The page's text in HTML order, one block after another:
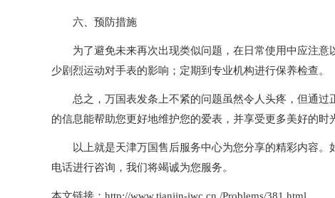
六、预防措施
为了避免未来再次出现类似问题，在日常使用中应注意
少剧烈运动对手表的影响；定期到专业机构进行保养检查。
总之，万国表发条上不紧的问题虽然令人头疼，但通过
的信息能帮助您更好地维护您的爱表，并享受更多美好的时
以上就是天津万国售后服务中心为您分享的精彩内容。
电话进行咨询，我们将竭诚为您服务。
本文链接：http://www.tianjin-iwc.cn /Problems/381.html